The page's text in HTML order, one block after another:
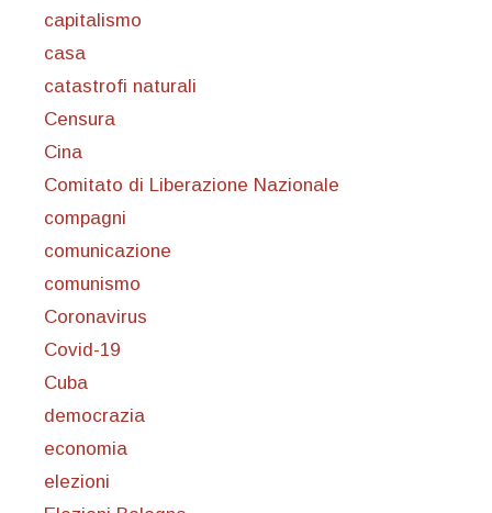
capitalismo
casa
catastrofi naturali
Censura
Cina
Comitato di Liberazione Nazionale
compagni
comunicazione
comunismo
Coronavirus
Covid-19
Cuba
democrazia
economia
elezioni